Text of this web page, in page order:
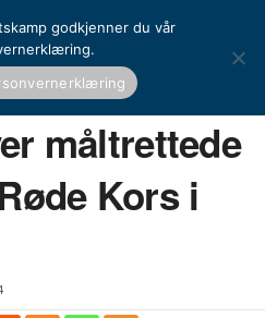
angrep mot Røde Kors i Libanon
måltrettede
Kors i
godkjenner du vår